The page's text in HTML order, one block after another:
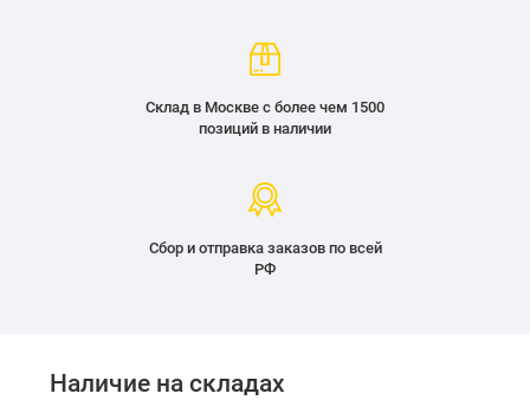
Склад в Москве с более чем 1500
позиций в наличии
Сбор и отправка заказов по всей
РФ
Наличие на складах